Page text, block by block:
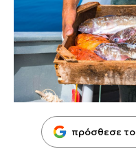
πρόσθεσε το